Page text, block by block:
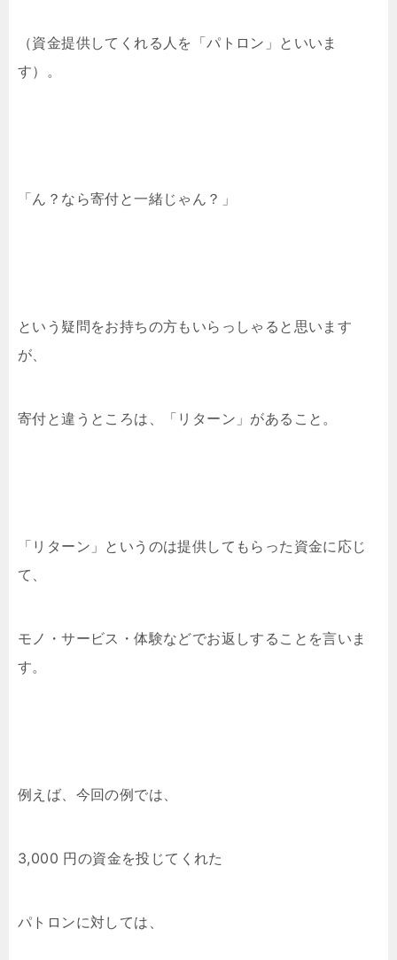
（資金提供してくれる人を「パトロン」といいま
す）。
「ん？なら寄付と一緒じゃん？」
という疑問をお持ちの方もいらっしゃると思います
が、
寄付と違うところは、「リターン」があること。
「リターン」というのは提供してもらった資金に応じ
て、
モノ・サービス・体験などでお返しすることを言いま
す。
例えば、今回の例では、
3,000 円の資金を投じてくれた
パトロンに対しては、